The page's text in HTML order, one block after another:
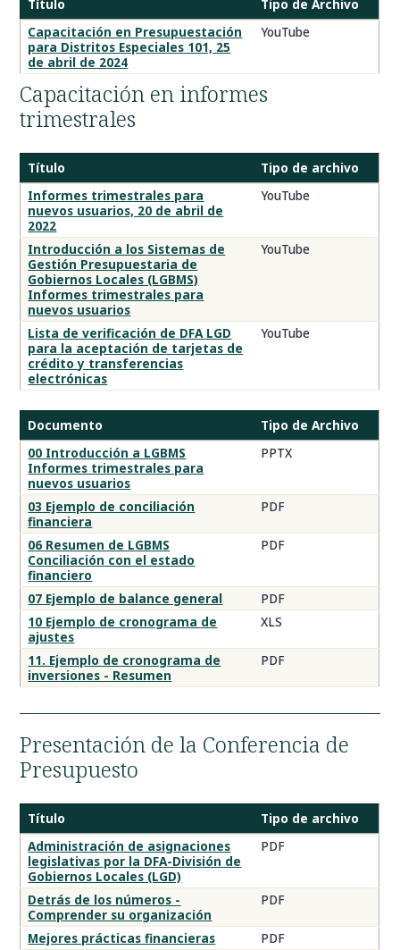
Videos
de
capacitación
sobre
presupuestos
Título
Tipo de Archivo
Capacitación en Presupuestación
para Distritos Especiales 101, 25
de abril de 2024
YouTube
Capacitación en informes
trimestrales
Videos
de
capacitación
de
la
División
de
Gobiernos
Locales
Título
Tipo de archivo
Informes trimestrales para
nuevos usuarios, 20 de abril de
2022
YouTube
Introducción a los Sistemas de
Gestión Presupuestaria de
Gobiernos Locales (LGBMS)
Informes trimestrales para
nuevos usuarios
YouTube
Lista de verificación de DFA LGD
para la aceptación de tarjetas de
crédito y transferencias
electrónicas
YouTube
Título
de
la
tabla
Documento
Tipo de Archivo
00 Introducción a LGBMS
Informes trimestrales para
nuevos usuarios
PPTX
03 Ejemplo de conciliación
financiera
PDF
06 Resumen de LGBMS
Conciliación con el estado
financiero
PDF
07 Ejemplo de balance general
PDF
10 Ejemplo de cronograma de
ajustes
XLS
11. Ejemplo de cronograma de
inversiones - Resumen
PDF
Presentación de la Conferencia de
Presupuesto
Documentos
de
capacitación
presupuestaria
de
LGD
Título
Tipo de archivo
Administración de asignaciones
legislativas por la DFA-División de
Gobiernos Locales (LGD)
PDF
Detrás de los números -
Comprender su organización
PDF
Mejores prácticas financieras
PDF